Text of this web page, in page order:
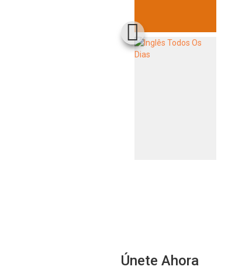
Únete Ahora